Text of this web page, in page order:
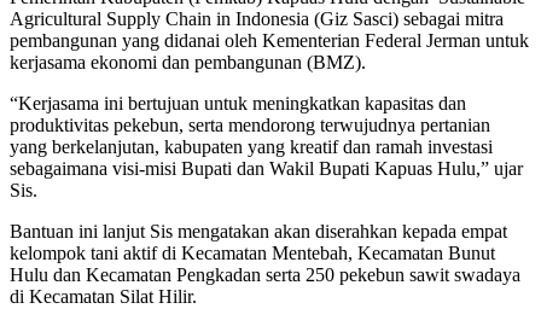
Agricultural Supply Chain in Indonesia (Giz Sasci) sebagai mitra
pembangunan yang didanai oleh Kementerian Federal Jerman untuk
kerjasama ekonomi dan pembangunan (BMZ).
“Kerjasama ini bertujuan untuk meningkatkan kapasitas dan
produktivitas pekebun, serta mendorong terwujudnya pertanian
yang berkelanjutan, kabupaten yang kreatif dan ramah investasi
sebagaimana visi-misi Bupati dan Wakil Bupati Kapuas Hulu,” ujar
Sis.
Bantuan ini lanjut Sis mengatakan akan diserahkan kepada empat
kelompok tani aktif di Kecamatan Mentebah, Kecamatan Bunut
Hulu dan Kecamatan Pengkadan serta 250 pekebun sawit swadaya
di Kecamatan Silat Hilir.